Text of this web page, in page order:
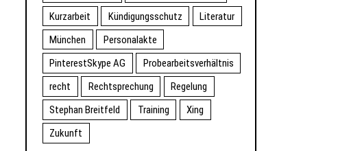
Kurzarbeit
Kündigungsschutz
Literatur
München
Personalakte
PinterestSkype AG
Probearbeitsverhältnis
recht
Rechtsprechung
Regelung
Stephan Breitfeld
Training
Xing
Zukunft